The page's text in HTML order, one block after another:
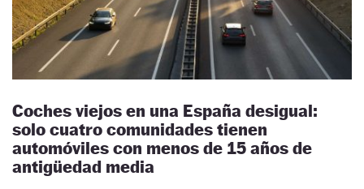
Coches viejos en una España desigual:
solo cuatro comunidades tienen
automóviles con menos de 15 años de
antigüedad media